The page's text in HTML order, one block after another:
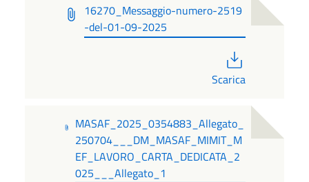
16270_Messaggio-numero-2519
-del-01-09-2025
Scarica
MASAF_2025_0354883_Allegato_
250704___DM_MASAF_MIMIT_M
EF_LAVORO_CARTA_DEDICATA_2
025___Allegato_1